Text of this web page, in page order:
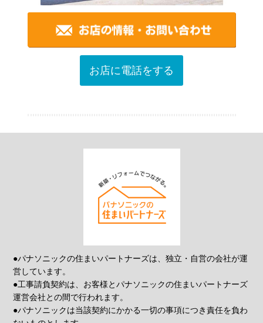
お店に電話をする
●パナソニックの住まいパートナーズは、独立・自営の会社が運
営しています。
●工事請負契約は、お客様とパナソニックの住まいパートナーズ
運営会社との間で行われます。
●パナソニックは当該契約にかかる一切の事項につき責任を負わ